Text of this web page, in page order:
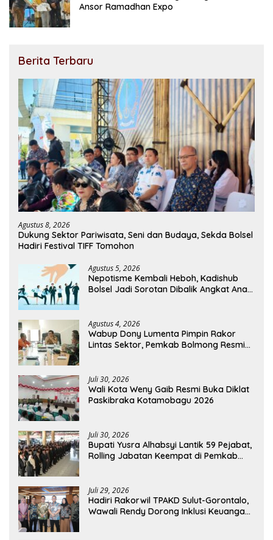
Ansor Ramadhan Expo
Berita Terbaru
Agustus 8, 2026
Dukung Sektor Pariwisata, Seni dan Budaya, Sekda Bolsel
Hadiri Festival TIFF Tomohon
Agustus 5, 2026
Nepotisme Kembali Heboh, Kadishub
Bolsel Jadi Sorotan Dibalik Angkat Anak
Agustus 4, 2026
Wabup Dony Lumenta Pimpin Rakor
Lintas Sektor, Pemkab Bolmong Resmi
Juli 30, 2026
Wali Kota Weny Gaib Resmi Buka Diklat
Paskibraka Kotamobagu 2026
Juli 30, 2026
Bupati Yusra Alhabsyi Lantik 59 Pejabat,
Rolling Jabatan Keempat di Pemkab
Juli 29, 2026
Hadiri Rakorwil TPAKD Sulut-Gorontalo,
Wawali Rendy Dorong Inklusi Keuangan